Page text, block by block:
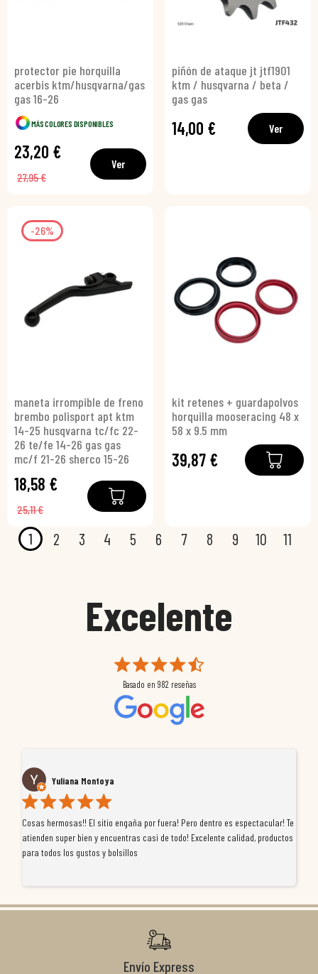
protector pie horquilla
acerbis ktm/husqvarna/gas
gas 16-26
MÁS COLORES DISPONIBLES
23,20 €
27,95 €
Ver
piñón de ataque jt jtf1901
ktm / husqvarna / beta /
gas gas
14,00 € Ver
-26%
maneta irrompible de freno
brembo polisport apt ktm
14-25 husqvarna tc/fc 22-
26 te/fe 14-26 gas gas
mc/f 21-26 sherco 15-26
18,58 €
25,11 €
kit retenes + guardapolvos
horquilla mooseracing 48 x
58 x 9.5 mm
39,87 €
1 2 3 4 5 6 7 8 9 10 11
Excelente
Basado en 982reseñas
José pascual Valera navarro
Tuve un pequeño inconveniente con un producto que compré, pero el equipo
de MoremotoRacing se ha portado de diez. Me atendieron con
profesionalidad, se preocuparon por buscar una solución justa y finalmente
recomendables.
Envío Express